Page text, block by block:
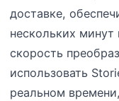
доставке,
нескольких минут
скорость
использовать
реальном